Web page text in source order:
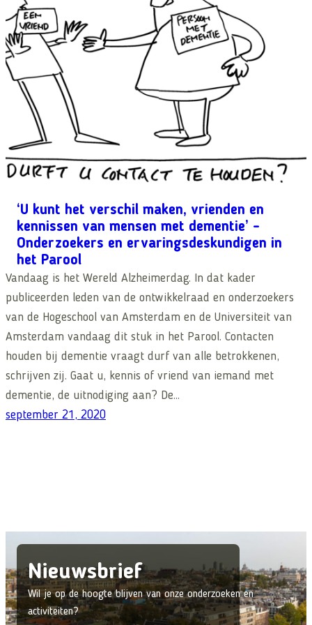
‘U kunt het verschil maken, vrienden en
kennissen van mensen met dementie’ –
Onderzoekers en ervaringsdeskundigen in
het Parool
Vandaag is het Wereld Alzheimerdag. In dat kader
publiceerden leden van de ontwikkelraad en onderzoekers
van de Hogeschool van Amsterdam en de Universiteit van
Amsterdam vandaag dit stuk in het Parool. Contacten
houden bij dementie vraagt durf van alle betrokkenen,
schrijven zij. Gaat u, kennis of vriend van iemand met
dementie, de uitnodiging aan? De…
september 21, 2020
Nieuwsbrief
Wil je op de hoogte blijven van onze onderzoeken en
activiteiten?